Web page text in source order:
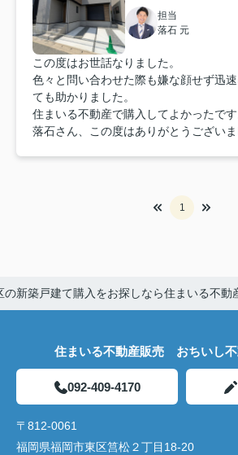
担当
落石 元
この度はお世話なりました。
色々と問い合わせた際も嫌な顔せず迅
ても助かりました。
住まいる不動産で購入してよかったです
落石さん、この度はありがとうござい
1
の新築戸建て購入をお探しなら住まいる不動
住まいる不動産販売 おちいし
092-409-4170
〒812-0061
福岡県福岡市東区筥松２丁目18-20